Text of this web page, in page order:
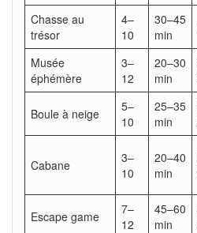
Chasse au
trésor
4–
10
30–45
min
Musée
éphémère
3–
12
20–30
min
Boule à neige
5–
10
25–35
min
Cabane
3–
10
20–40
min
Escape game
7–
12
45–60
min